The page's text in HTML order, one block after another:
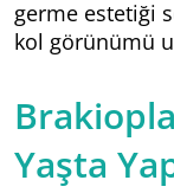
germe estetiği
kol görünümü
Yaşta